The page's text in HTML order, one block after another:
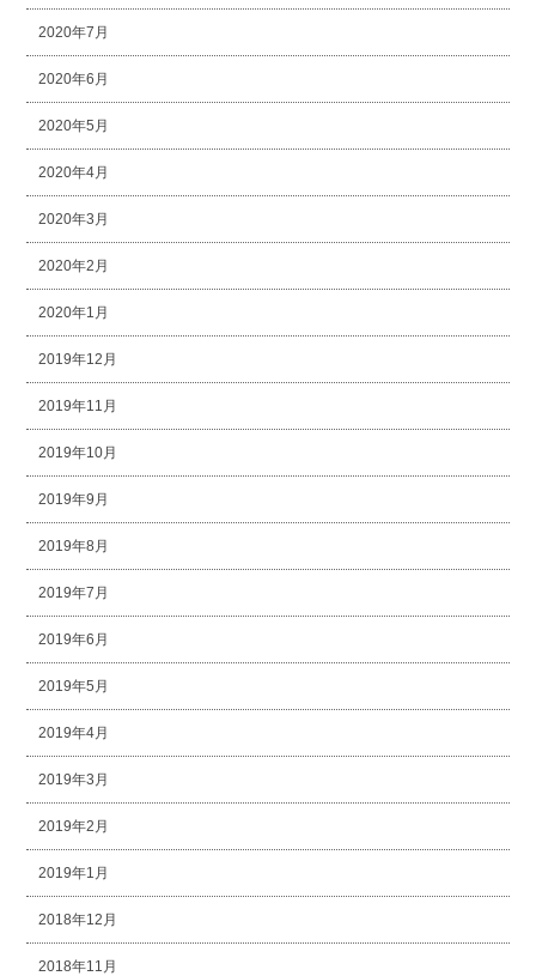
2020年7月
2020年6月
2020年5月
2020年4月
2020年3月
2020年2月
2020年1月
2019年12月
2019年11月
2019年10月
2019年9月
2019年8月
2019年7月
2019年6月
2019年5月
2019年4月
2019年3月
2019年2月
2019年1月
2018年12月
2018年11月